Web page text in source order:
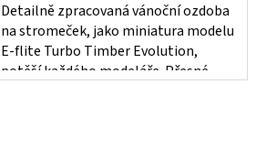
Detailně zpracovaná vánoční ozdoba
na stromeček, jako miniatura modelu
E-flite Turbo Timber Evolution,
potěší každého modeláře. Přesné